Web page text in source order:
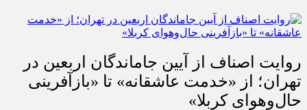
روایت اصناف از آیین جاماندگان اربعین در
تهران؛ از «خدمت عاشقانه» تا «بازآفرینی
حال‌وهوای کربلا»